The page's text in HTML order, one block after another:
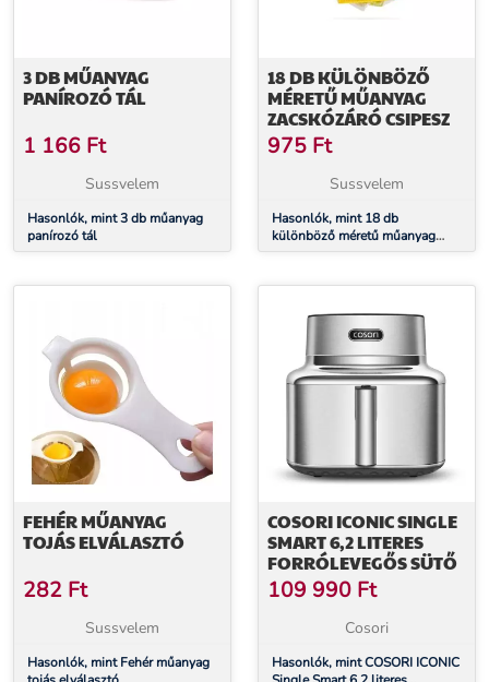
3 DB MŰANYAG
PANÍROZÓ TÁL
1 166 Ft
Sussvelem
Hasonlók, mint 3 db műanyag
panírozó tál
18 DB KÜLÖNBÖZŐ
MÉRETŰ MŰANYAG
ZACSKÓZÁRÓ CSIPESZ
975 Ft
Sussvelem
Hasonlók, mint 18 db
különböző méretű műanyag
zacskózáró csipesz
FEHÉR MŰANYAG
TOJÁS ELVÁLASZTÓ
282 Ft
Sussvelem
Hasonlók, mint Fehér műanyag
COSORI ICONIC SINGLE
SMART 6,2 LITERES
FORRÓLEVEGŐS SÜTŐ
109 990 Ft
Cosori
Hasonlók, mint COSORI ICONIC